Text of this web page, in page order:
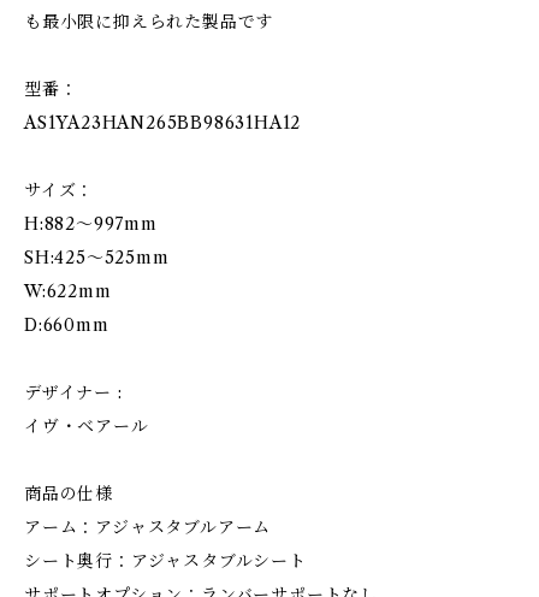
も最小限に抑えられた製品です
型番：
AS1YA23HAN265BB98631HA12
サイズ：
H:882～997mm
SH:425～525mm
W:622mm
D:660mm
デザイナー :
イヴ・ベアール
商品の仕様
アーム：アジャスタブルアーム
シート奥行：アジャスタブルシート